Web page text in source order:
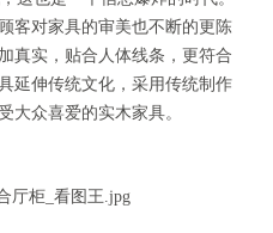
客对家具的审美也不断的更陈
真实，贴合人体线条，更符合
延伸传统文化，采用传统制作
大众喜爱的实木家具。